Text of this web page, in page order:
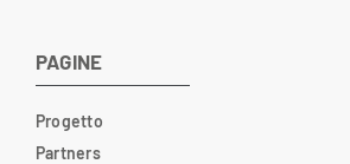
PAGINE
Progetto
Partners